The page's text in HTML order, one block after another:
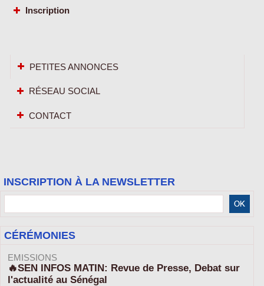
Inscription
PETITES ANNONCES
RÉSEAU SOCIAL
CONTACT
INSCRIPTION À LA NEWSLETTER
CÉRÉMONIES
EMISSIONS
🔥SEN INFOS MATIN: Revue de Presse, Debat sur
l'actualité au Sénégal